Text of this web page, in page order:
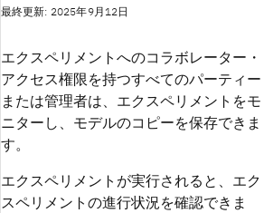
最終更新: 2025年9月12日
エクスペリメントへのコラボレーター・
アクセス権限を持つすべてのパーティー
または管理者は、エクスペリメントをモ
ニターし、モデルのコピーを保存できま
す。
エクスペリメントが実行されると、エク
スペリメントの進行状況を確認できま